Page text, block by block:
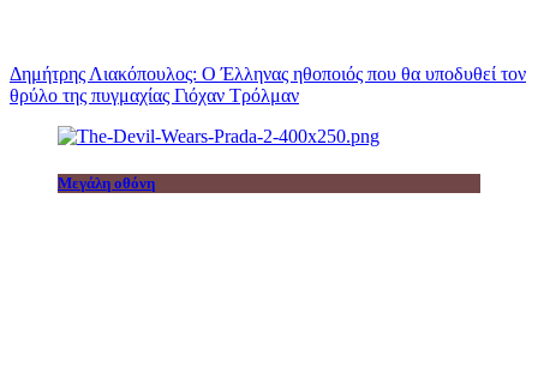
Δημήτρης Λιακόπουλος: Ο Έλληνας ηθοποιός που θα υποδυθεί τον
θρύλο της πυγμαχίας Γιόχαν Τρόλμαν
Μεγάλη οθόνη